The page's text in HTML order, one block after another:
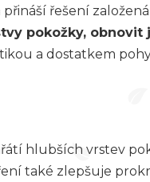
řešení
pokožky,
a dostatkem
hlubších vrstev
také zlepšuje